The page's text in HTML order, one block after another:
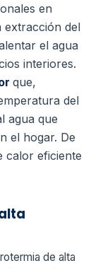
en
extracción del
el agua
interiores.
que,
del
agua que
el hogar. De
calor eficiente
de alta